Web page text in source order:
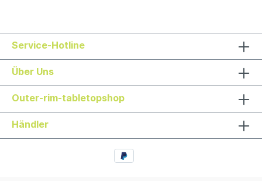
Service-Hotline
Über Uns
Outer-rim-tabletopshop
Händler